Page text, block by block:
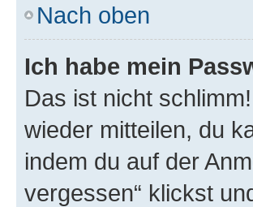
Nach oben
Ich habe mein
Das ist nicht
wieder mitteilen, du
indem du auf der
vergessen“ klickst